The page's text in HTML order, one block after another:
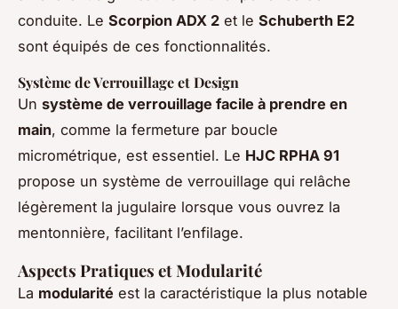
conduite. Le Scorpion ADX 2 et le Schuberth E2
sont équipés de ces fonctionnalités.
Système de Verrouillage et Design
Un système de verrouillage facile à prendre en
main, comme la fermeture par boucle
micrométrique, est essentiel. Le HJC RPHA 91
propose un système de verrouillage qui relâche
légèrement la jugulaire lorsque vous ouvrez la
mentonnière, facilitant l’enfilage.
Aspects Pratiques et Modularité
La modularité est la caractéristique la plus notable